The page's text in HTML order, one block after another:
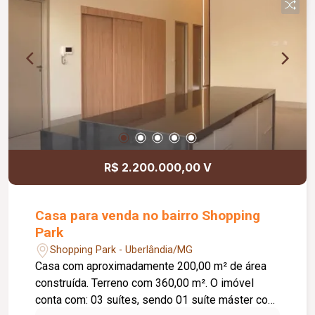
inclusa no condomínio, zelador e limpeza das
áreas comuns, copa, DML (Depósito de Material
de segurança e internet disponível. Como
diferencial, existe a possibilidade de ampliação
da área da sala, conforme a necessidade do
locatário. Entre em contato para mais
informações e agende uma visita.
R$ 2.200.000,00 V
Casa para venda no bairro Shopping
Park
Shopping Park - Uberlândia/MG
Casa com aproximadamente 200,00 m² de área
construída. Terreno com 360,00 m². O imóvel
conta com: 03 suítes, sendo 01 suíte máster com